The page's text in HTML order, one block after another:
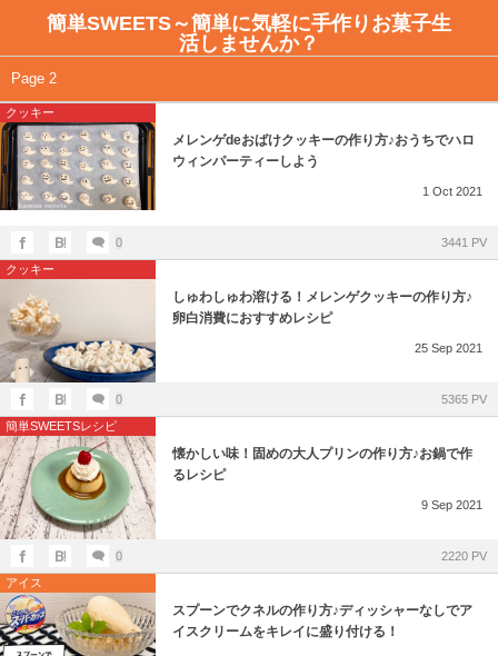
簡単SWEETS～簡単に気軽に手作りお菓子生
活しませんか？
Page 2
クッキー
メレンゲdeおばけクッキーの作り方♪おうちでハロ
ウィンパーティーしよう
1 Oct 2021
0
3441 PV
クッキー
しゅわしゅわ溶ける！メレンゲクッキーの作り方♪
卵白消費におすすめレシピ
25 Sep 2021
0
5365 PV
簡単SWEETSレシピ
懐かしい味！固めの大人プリンの作り方♪お鍋で作
るレシピ
9 Sep 2021
0
2220 PV
アイス
スプーンでクネルの作り方♪ディッシャーなしでア
イスクリームをキレイに盛り付ける！
ご予約はこちらから
日程とレッスンテーマ
簡単SWEETSレシピ
お店紹介ーカフェ